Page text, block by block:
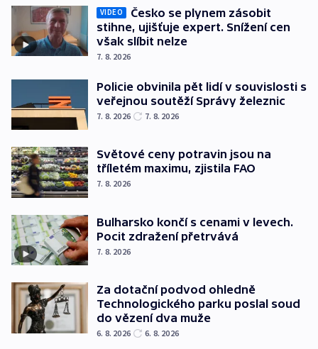
VIDEO
Česko se plynem zásobit
stihne, ujišťuje expert. Snížení cen
však slíbit nelze
7. 8. 2026
Policie obvinila pět lidí v souvislosti s
veřejnou soutěží Správy železnic
7. 8. 2026 7. 8. 2026
Světové ceny potravin jsou na
tříletém maximu, zjistila FAO
7. 8. 2026
Bulharsko končí s cenami v levech.
Pocit zdražení přetrvává
7. 8. 2026
Za dotační podvod ohledně
Technologického parku poslal soud
do vězení dva muže
6. 8. 2026 6. 8. 2026